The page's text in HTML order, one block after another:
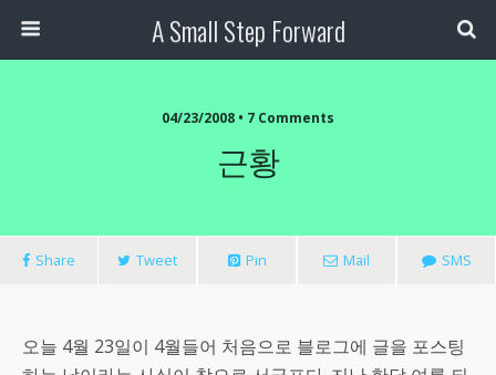
A Small Step Forward
04/23/2008 • 7 Comments
근황
Share Tweet Pin Mail SMS
오늘 4월 23일이 4월들어 처음으로 블로그에 글을 포스팅